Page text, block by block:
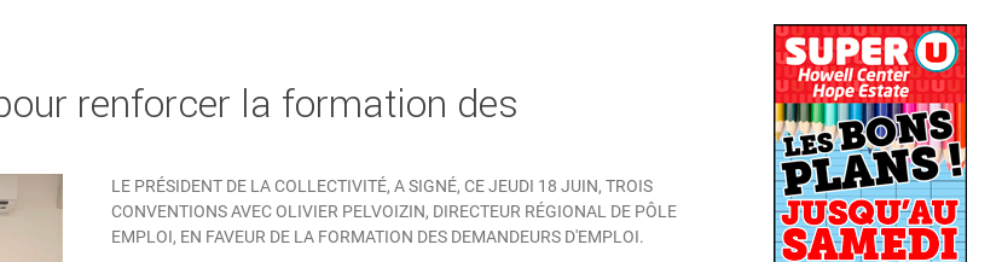
renforcer la formation des
LE PRÉSIDENT DE LA COLLECTIVITÉ, A SIGNÉ, CE JEUDI 18 JUIN, TROIS
CONVENTIONS AVEC OLIVIER PELVOIZIN, DIRECTEUR RÉGIONAL DE PÔLE
EMPLOI, EN FAVEUR DE LA FORMATION DES DEMANDEURS D'EMPLOI.